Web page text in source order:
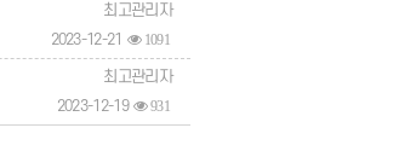
최고관리자
2023-12-21 1091
최고관리자
2023-12-19 931